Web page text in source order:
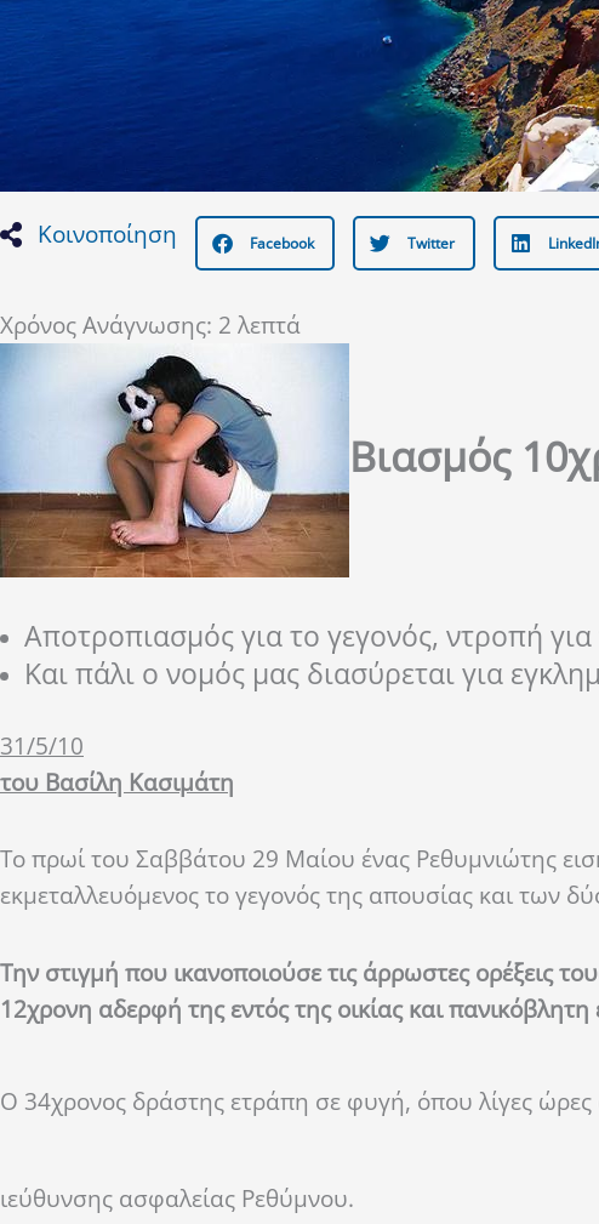
Κοινοποίηση Facebook Twitter
Χρόνος Ανάγνωσης: 2 λεπτά
Βιασμός
Αποτροπιασμός για το γεγονός, ντροπή
Και πάλι ο νομός μας διασύρεται για
31/5/10
του Βασίλη Κασιμάτη
Το πρωί του Σαββάτου 29 Μαίου ένας Ρεθυμνιώτης
εκμεταλλευόμενος το γεγονός της απουσίας και των
Την στιγμή που ικανοποιούσε τις άρρωστες ορέξεις
12χρονη αδερφή της εντός της οικίας και
Ο 34χρονος δράστης ετράπη σε φυγή, όπου λίγες
ιεύθυνσης ασφαλείας Ρεθύμνου.